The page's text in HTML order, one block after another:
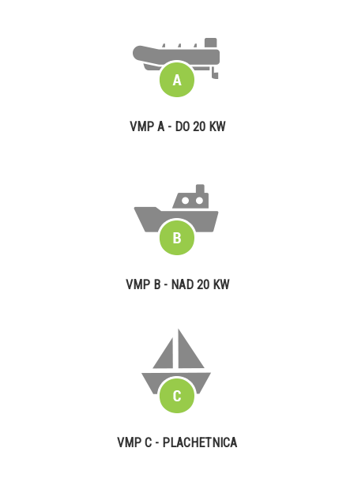
VMP A - DO 20 KW
VMP B - NAD 20 KW
VMP C - PLACHETNICA